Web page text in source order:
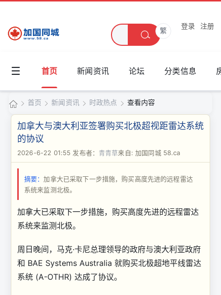
繁
登录 注册
☰ 首页 新闻资讯 论坛 分类信息
加
国
同
城
›
首页 新闻资讯 时政热点 查看内容
加拿大与澳大利亚签署购买北极超视距雷达系统
的协议
2026-6-22 01:55 发布者： 青青草来自: 加国同城 58.ca
摘要：加拿大已采取下一步措施，购买高度先进的远程雷达
系统来监测北极。
加拿大已采取下一步措施，购买高度先进的远程雷达
系统来监测北极。
周日晚间，马克·卡尼总理领导的政府与澳大利亚政府
和 BAE Systems Australia 就购买北极超地平线雷达
系统 (A-OTHR) 达成了协议。